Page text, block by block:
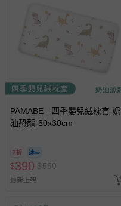
PAMABE - 四季嬰兒絨枕套-奶
油恐龍-50x30cm
7折
$390 $560
最新上架